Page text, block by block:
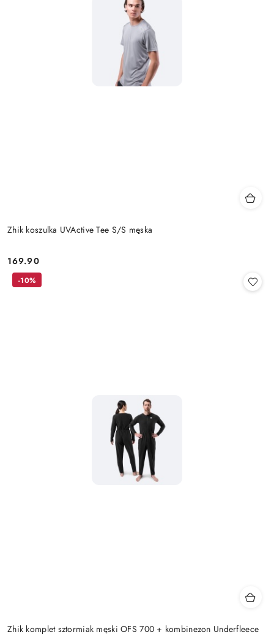
Zhik koszulka UVActive Tee S/S męska
Cena:
169.90
Zhik komplet sztormiak męski OFS 700 + kombinezon Underfleece
-10%